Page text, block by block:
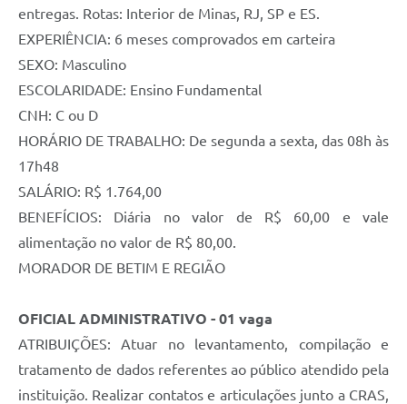
entregas. Rotas: Interior de Minas, RJ, SP e ES.
EXPERIÊNCIA: 6 meses comprovados em carteira
SEXO: Masculino
ESCOLARIDADE: Ensino Fundamental
CNH: C ou D
HORÁRIO DE TRABALHO: De segunda a sexta, das 08h às
17h48
SALÁRIO: R$ 1.764,00
BENEFÍCIOS: Diária no valor de R$ 60,00 e vale
alimentação no valor de R$ 80,00.
MORADOR DE BETIM E REGIÃO
OFICIAL ADMINISTRATIVO - 01 vaga
ATRIBUIÇÕES: Atuar no levantamento, compilação e
tratamento de dados referentes ao público atendido pela
instituição. Realizar contatos e articulações junto a CRAS,